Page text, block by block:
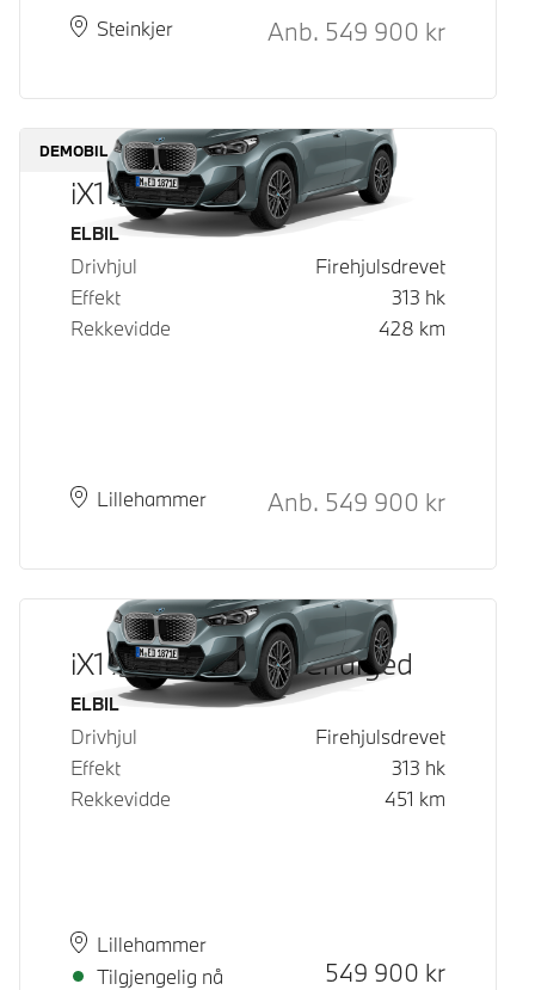
PlassSteinkjer
Leveringstid Kontantpris
Anb. 549 900 kr
DEMOBIL
iX1 xDrive30
Drivstoff
ELBIL
Drivhjul
Firehjulsdrevet
Effekt
313 hk
Rekkevidde
428 km
PlassLillehammer
Leveringstid Kontantpris
Anb. 549 900 kr
iX1 xDrive30 Fully Charged
Drivstoff
ELBIL
Drivhjul
Firehjulsdrevet
Effekt
313 hk
Rekkevidde
451 km
PlassLillehammer
Leveringstid
Tilgjengelig nå
Kontantpris
549 900 kr